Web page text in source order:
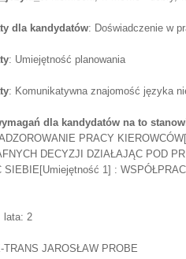
dla kandydatów: Doświadczenie w
: Umiejętność planowania
: Komunikatywna znajomość języka
dla kandydatów na to
PRACY
DECYZJI DZIAŁAJĄC POD
SIEBIE[Umiejętność 1] :
lata: 2
TRANS JAROSŁAW PROBE